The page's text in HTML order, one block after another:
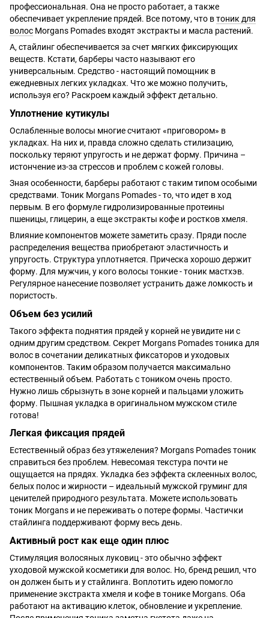
профессиональная. Она не просто работает, а также
обеспечивает укрепление прядей. Все потому, что втоник для
волос Morgans Pomades входят экстракты и масла растений.
А, стайлинг обеспечивается за счет мягких фиксирующих
веществ. Кстати, барберы часто называют его
универсальным. Средство - настоящий помощник в
ежедневных легких укладках. Что же можно получить,
используя его? Раскроем каждый эффект детально.
Уплотнение кутикулы
Ослабленные волосы многие считают «приговором» в
укладках. На них и, правда сложно сделать стилизацию,
поскольку теряют упругость и не держат форму. Причина –
истончение из-за стрессов и проблем с кожей головы.
Зная особенности, барберы работают с таким типом особыми
средствами. Тоник Morgans Pomades - то, что идет в ход
первым. В его формуле гидролизированные протеины
пшеницы, глицерин, а еще экстракты кофе и ростков хмеля.
Влияние компонентов можете заметить сразу. Пряди после
распределения вещества приобретают эластичность и
упругость. Структура уплотняется. Прическа хорошо держит
форму. Для мужчин, у кого волосы тонкие - тоник мастхэв.
Регулярное нанесение позволяет устранить даже ломкость и
пористость.
Объем без усилий
Такого эффекта поднятия прядей у корней не увидите ни с
одним другим средством. Секрет Morgans Pomades тоника для
волос в сочетании деликатных фиксаторов и уходовых
компонентов. Таким образом получается максимально
естественный объем. Работать с тоником очень просто.
Нужно лишь сбрызнуть в зоне корней и пальцами уложить
форму. Пышная укладка в оригинальном мужском стиле
готова!
Легкая фиксация прядей
Естественный образ без утяжеления? Morgans Pomades тоник
справиться без проблем. Невесомая текстура почти не
ощущается на прядях. Укладка без эффекта склеенных волос,
белых полос и жирности – идеальный мужской груминг для
ценителей природного результата. Можете использовать
тоник Morgans и не переживать о потере формы. Частички
стайлинга поддерживают форму весь день.
Активный рост как еще один плюс
Стимуляция волосяных луковиц - это обычно эффект
уходовой мужской косметики для волос. Но, бренд решил, что
он должен быть и у стайлинга. Воплотить идею помогло
применение экстракта хмеля и кофе в тонике Morgans. Оба
работают на активацию клеток, обновление и укрепление.